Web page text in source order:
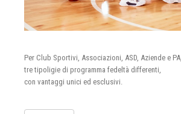
Per Club Sportivi, Associazioni, ASD, Aziende e PA,
tre tipoligie di programma fedeltà differenti,
con vantaggi unici ed esclusivi.